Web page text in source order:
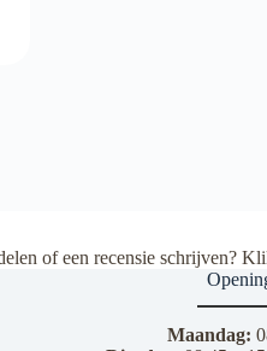
of een recensie schrijven?
Maandag: